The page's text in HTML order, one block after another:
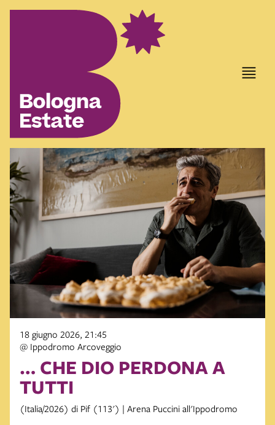
18 giugno 2026, 21:45
@ Ippodromo Arcoveggio
… CHE DIO PERDONA A
TUTTI
(Italia/2026) di Pif (113') | Arena Puccini all'Ippodromo